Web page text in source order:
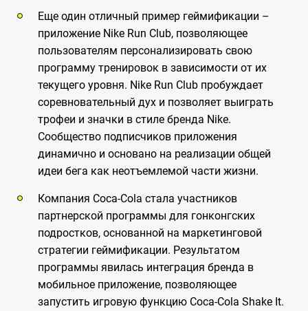
Еще один отличный пример геймификации –
приложение Nike Run Club, позволяющее
пользователям персонализировать свою
программу тренировок в зависимости от их
текущего уровня. Nike Run Club пробуждает
соревновательный дух и позволяет выиграть
трофеи и значки в стиле бренда Nike.
Сообщество подписчиков приложения
динамично и основано на реализации общей
идеи бега как неотъемлемой части жизни.
Компания Coca-Cola стала участников
партнерской программы для гонконгских
подростков, основанной на маркетинговой
стратегии геймификации. Результатом
программы явилась интеграция бренда в
мобильное приложение, позволяющее
запустить игровую функцию Coca-Cola Shake It.